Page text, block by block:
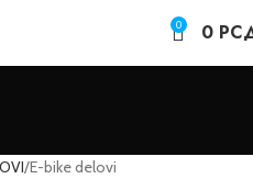
0 0
E-bike delovi